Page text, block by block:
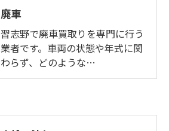
廃車
習志野で廃車買取りを専門に行う
業者です。車両の状態や年式に関
わらず、どのような…